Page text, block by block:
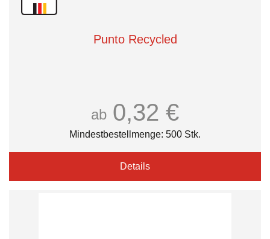
Punto Recycled
ab 0,32 €
Mindestbestellmenge: 500 Stk.
Details